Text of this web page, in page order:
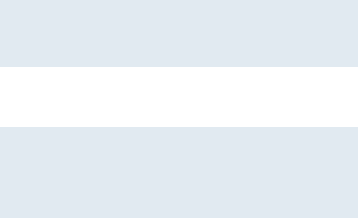
Giorgio Brunello